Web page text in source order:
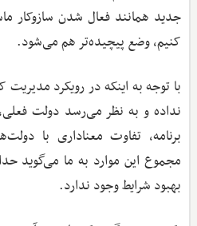
جدید همانند فعال شدن سازوکار
کنیم، وضع پیچیده‌تر هم می‌شود.
با توجه به اینکه در رویکرد مدیریت
نداده و به نظر می‌رسد دولت
برنامه، تفاوت معناداری با
مجموع این موارد به ما می‌گوید
بهبود شرایط وجود ندارد.